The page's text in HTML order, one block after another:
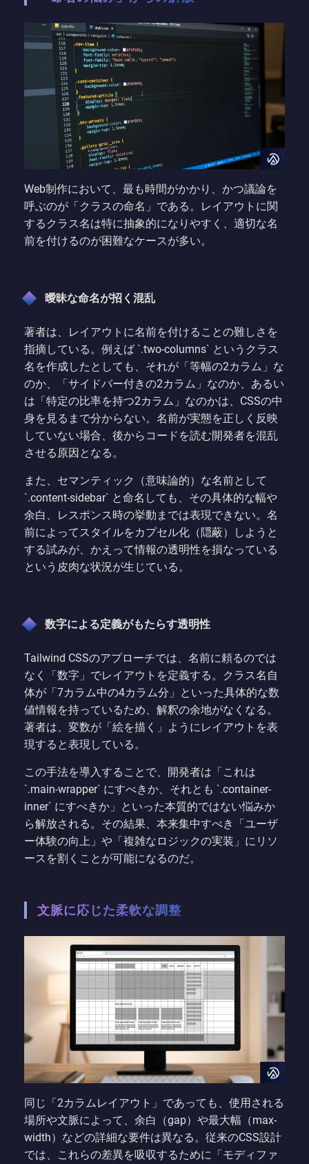
Web制作において、最も時間がかかり、かつ議論を
呼ぶのが「クラスの命名」である。レイアウトに関
するクラス名は特に抽象的になりやすく、適切な名
前を付けるのが困難なケースが多い。
曖昧な命名が招く混乱
著者は、レイアウトに名前を付けることの難しさを
指摘している。例えば `.two-columns` というクラス
名を作成したとしても、それが「等幅の2カラム」な
のか、「サイドバー付きの2カラム」なのか、あるい
は「特定の比率を持つ2カラム」なのかは、CSSの中
身を見るまで分からない。名前が実態を正しく反映
していない場合、後からコードを読む開発者を混乱
させる原因となる。
また、セマンティック（意味論的）な名前として
`.content-sidebar` と命名しても、その具体的な幅や
余白、レスポンス時の挙動までは表現できない。名
前によってスタイルをカプセル化（隠蔽）しようと
する試みが、かえって情報の透明性を損なっている
という皮肉な状況が生じている。
数字による定義がもたらす透明性
Tailwind CSSのアプローチでは、名前に頼るのでは
なく「数字」でレイアウトを定義する。クラス名自
体が「7カラム中の4カラム分」といった具体的な数
値情報を持っているため、解釈の余地がなくなる。
著者は、変数が「絵を描く」ようにレイアウトを表
現すると表現している。
この手法を導入することで、開発者は「これは
`.main-wrapper` にすべきか、それとも `.container-
inner` にすべきか」といった本質的ではない悩みか
ら解放される。その結果、本来集中すべき「ユーザ
ー体験の向上」や「複雑なロジックの実装」にリソ
ースを割くことが可能になるのだ。
文脈に応じた柔軟な調整
同じ「2カラムレイアウト」であっても、使用される
場所や文脈によって、余白（gap）や最大幅（max-
width）などの詳細な要件は異なる。従来のCSS設計
では、これらの差異を吸収するために「モディファ